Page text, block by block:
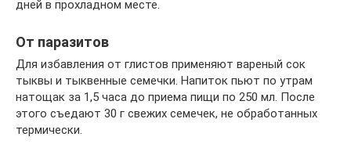
дней в прохладном месте.
От паразитов
Для избавления от глистов применяют вареный сок
тыквы и тыквенные семечки. Напиток пьют по утрам
натощак за 1,5 часа до приема пищи по 250 мл. После
этого съедают 30 г свежих семечек, не обработанных
термически.